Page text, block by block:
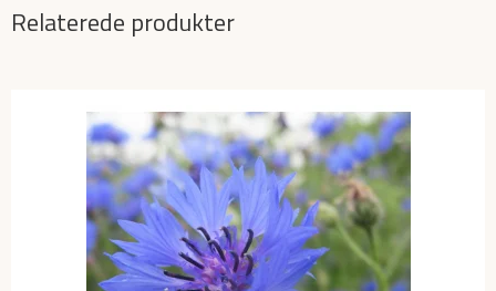
Relaterede produkter